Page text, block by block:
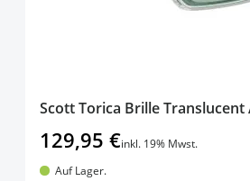
Scott Torica Brille Translucent
129,95 €inkl. 19% Mwst.
Auf Lager.